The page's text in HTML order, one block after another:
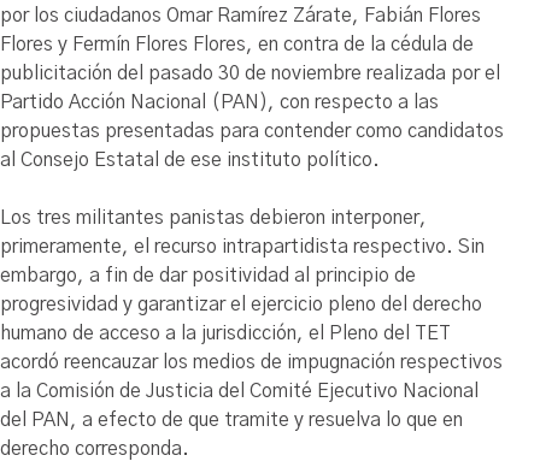
por los ciudadanos Omar Ramírez Zárate, Fabián Flores
Flores y Fermín Flores Flores, en contra de la cédula de
publicitación del pasado 30 de noviembre realizada por el
Partido Acción Nacional (PAN), con respecto a las
propuestas presentadas para contender como candidatos
al Consejo Estatal de ese instituto político.
Los tres militantes panistas debieron interponer,
primeramente, el recurso intrapartidista respectivo. Sin
embargo, a fin de dar positividad al principio de
progresividad y garantizar el ejercicio pleno del derecho
humano de acceso a la jurisdicción, el Pleno del TET
acordó reencauzar los medios de impugnación respectivos
a la Comisión de Justicia del Comité Ejecutivo Nacional
del PAN, a efecto de que tramite y resuelva lo que en
derecho corresponda.